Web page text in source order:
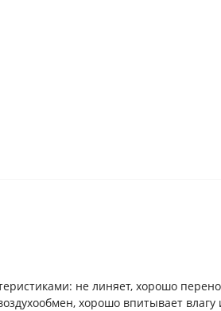
не линяет, хорошо
хорошо впитывает влагу